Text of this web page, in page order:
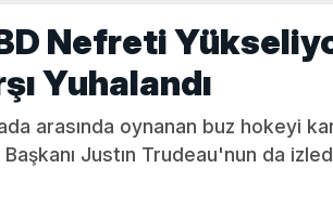
Nefreti
Yuhalandı
arasında oynanan buz hokeyi
Justın Trudeau'nun da